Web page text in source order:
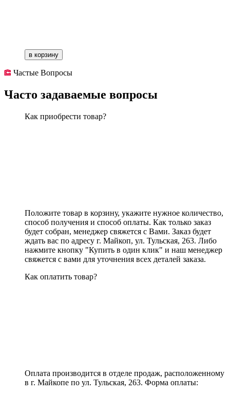
в корзину
Частые Вопросы
Часто задаваемые вопросы
Как приобрести товар?
Положите товар в корзину, укажите нужное количество,
способ получения и способ оплаты. Как только заказ
будет собран, менеджер свяжется с Вами. Заказ будет
ждать вас по адресу г. Майкоп, ул. Тульская, 263. Либо
нажмите кнопку "Купить в один клик" и наш менеджер
свяжется с вами для уточнения всех деталей заказа.
Как оплатить товар?
Оплата производится в отделе продаж, расположенному
в г. Майкопе по ул. Тульская, 263. Форма оплаты: